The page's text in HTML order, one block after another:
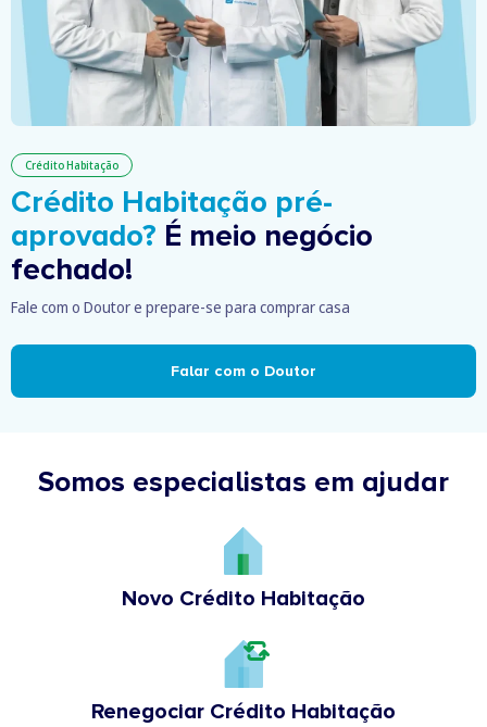
Crédito Habitação
Crédito Habitação pré-
aprovado? É meio negócio
fechado!
Fale com o Doutor e prepare-se para comprar casa
Falar com o Doutor
Somos especialistas em ajudar
Novo Crédito Habitação
Renegociar Crédito Habitação